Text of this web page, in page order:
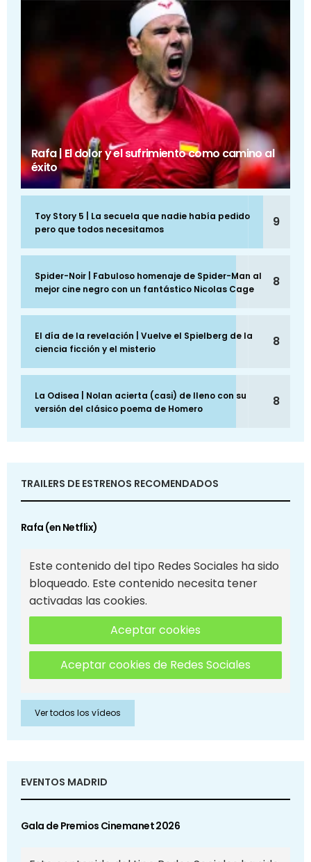
Rafa | El dolor y el sufrimiento como camino al
éxito
Toy Story 5 | La secuela que nadie había pedido
pero que todos necesitamos
9
Spider-Noir | Fabuloso homenaje de Spider-Man al
mejor cine negro con un fantástico Nicolas Cage
8
El día de la revelación | Vuelve el Spielberg de la
ciencia ficción y el misterio
8
La Odisea | Nolan acierta (casi) de lleno con su
versión del clásico poema de Homero
8
TRAILERS DE ESTRENOS RECOMENDADOS
Rafa (en Netflix)
Este contenido del tipo Redes Sociales ha sido
bloqueado. Este contenido necesita tener
activadas las cookies.
Aceptar cookies
Aceptar cookies de Redes Sociales
Ver todos los vídeos
EVENTOS MADRID
Gala de Premios Cinemanet 2026